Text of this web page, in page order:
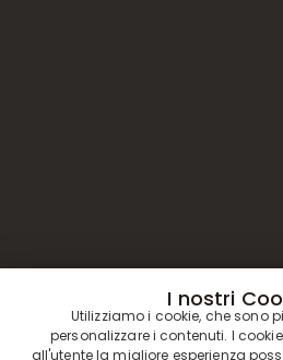
I nostri
Utilizziamo i cookie, che sono
personalizzare i contenuti. I
all'utente la migliore esperienza